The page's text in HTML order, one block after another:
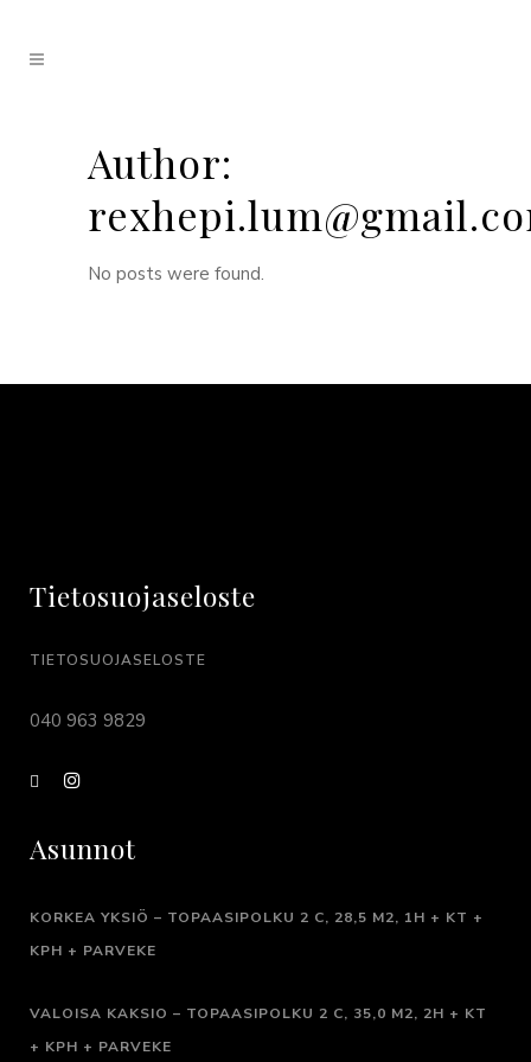
Author:
No posts were found.
Tietosuojaseloste
TIETOSUOJASELOSTE
040 963 9829
Asunnot
KORKEA YKSIÖ – TOPAASIPOLKU 2 C, 28,5 M2, 1H + KT +
KPH + PARVEKE
VALOISA KAKSIO – TOPAASIPOLKU 2 C, 35,0 M2, 2H + KT
+ KPH + PARVEKE